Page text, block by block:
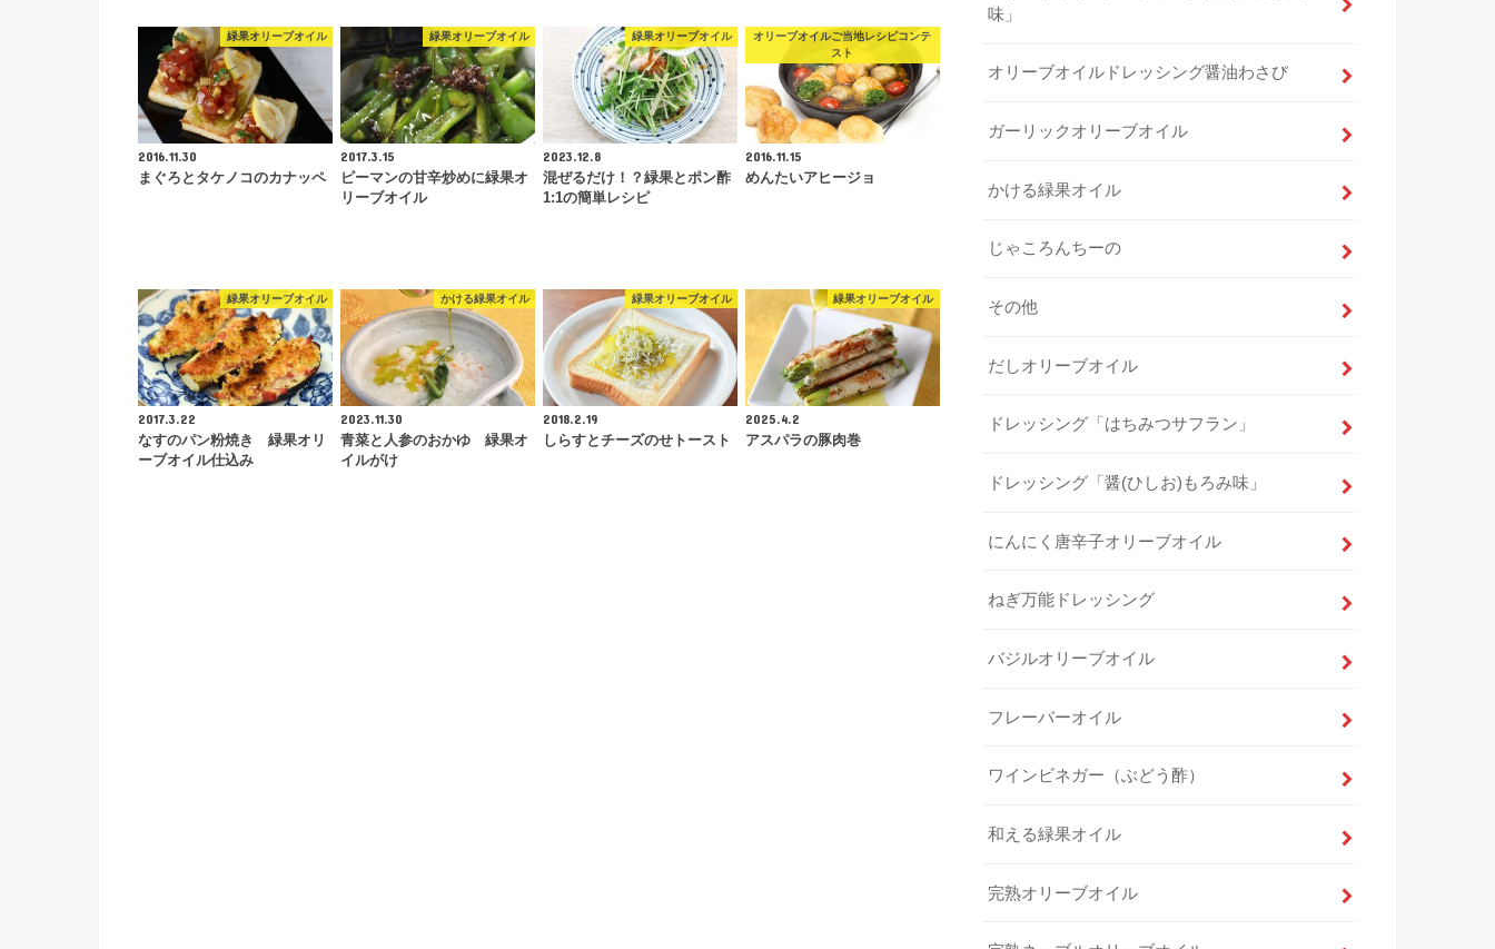
緑果オリーブオイル
2016.11.30
まぐろとタケノコのカナッペ
緑果オリーブオイル
2017.3.15
ピーマンの甘辛炒めに緑果オ
リーブオイル
緑果オリーブオイル
2023.12.8
混ぜるだけ！？緑果とポン酢
1:1の簡単レシピ
オリーブオイルご当地レシピコンテ
スト
2016.11.15
めんたいアヒージョ
緑果オリーブオイル
2017.3.22
なすのパン粉焼き 緑果オリ
ーブオイル仕込み
かける緑果オイル
2023.11.30
青菜と人参のおかゆ 緑果オ
イルがけ
緑果オリーブオイル
2018.2.19
しらすとチーズのせトースト
緑果オリーブオイル
2025.4.2
アスパラの豚肉巻
味」
オリーブオイルドレッシング醤油わさび
ガーリックオリーブオイル
かける緑果オイル
じゃころんちーの
その他
だしオリーブオイル
ドレッシング「はちみつサフラン」
ドレッシング「醤(ひしお)もろみ味」
にんにく唐辛子オリーブオイル
ねぎ万能ドレッシング
バジルオリーブオイル
フレーバーオイル
ワインビネガー（ぶどう酢）
和える緑果オイル
完熟オリーブオイル